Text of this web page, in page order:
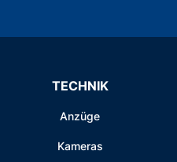
TECHNIK
Anzüge
Kameras